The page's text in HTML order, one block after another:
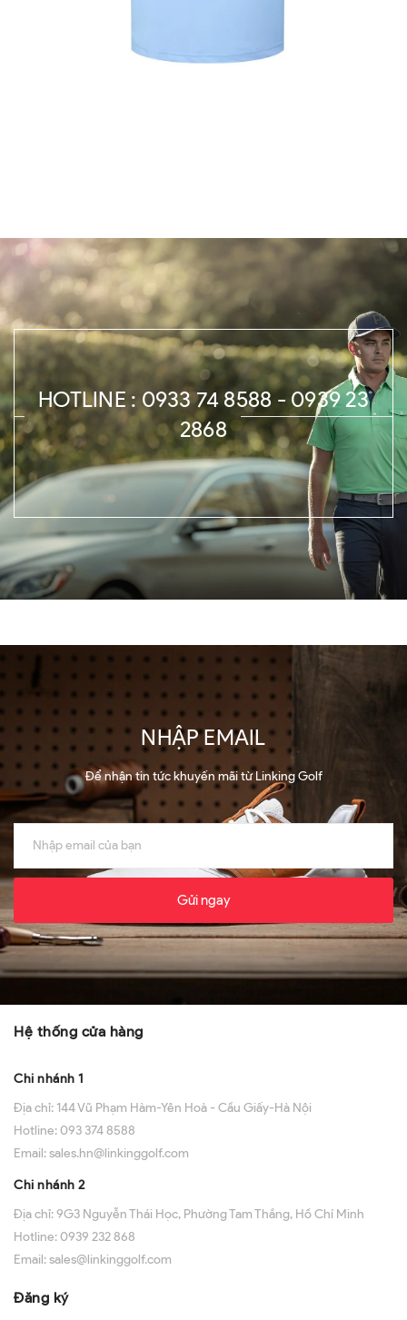
HOTLINE : 0933 74 8588 - 0939 23
2868
NHẬP EMAIL
Để nhận tin tức khuyến mãi từ Linking Golf
Gửi ngay
Hệ thống cửa hàng
Chi nhánh 1
Địa chỉ: 144 Vũ Phạm Hàm-Yên Hoà - Cầu Giấy-Hà Nội
Hotline:093 374 8588
Email:sales.hn@linkinggolf.com
Chi nhánh 2
Địa chỉ:9G3 Nguyễn Thái Học, Phường Tam Thắng, Hồ Chí Minh
Hotline:0939 232 868
Email:sales@linkinggolf.com
Đăng ký